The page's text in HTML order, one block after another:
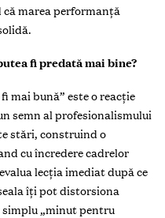
marea performanță
fi predată mai bine?
mai bună” este o reacție
semn al profesionalismului
stări, construind o
cu încredere cadrelor
lecția imediat după ce
îți pot distorsiona
simplu „minut pentru